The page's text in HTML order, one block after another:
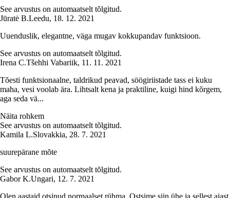
See arvustus on automaatselt tõlgitud.
Jūratė B.Leedu, 18. 12. 2021
Uuenduslik, elegantne, väga mugav kokkupandav funktsioon.
See arvustus on automaatselt tõlgitud.
Irena C.Tšehhi Vabariik, 11. 11. 2021
Tõesti funktsionaalne, taldrikud peavad, söögiriistade tass ei kuku
maha, vesi voolab ära. Lihtsalt kena ja praktiline, kuigi hind kõrgem,
aga seda vä...
Näita rohkem
See arvustus on automaatselt tõlgitud.
Kamila L.Slovakkia, 28. 7. 2021
suurepärane mõte
See arvustus on automaatselt tõlgitud.
Gabor K.Ungari, 12. 7. 2021